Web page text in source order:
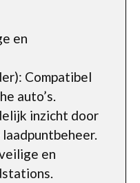
en
Compatibel
auto’s.
inzicht door
en